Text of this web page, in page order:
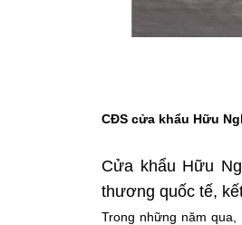
CĐS cửa khẩu Hữu
Cửa khẩu Hữu
thương quốc tế,
Trong những năm